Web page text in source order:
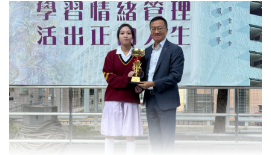
季軍2B-3 馮嘉棋 何昭慧 洪詠茵 鄭穎勤 方浚謙 蘇日俊
鄧煒鵬
中三
冠軍3B-1 黃月琳 黎梓鋒 楊丰源 張俊瀚 鄭力豪
亞軍3B-4 陳燕苗 劉芯妍 呂益昕 吳凱怡 袁綺姍 張雨馨
季軍3C-4 雷稀而 盧柏熹 曾家昌 徐韋熙 葉佑銘 温廸朗
中四
冠軍4A-1 陳紀瑩 李藹詩 楊祉琳 李宥樂 胡迪皓
亞軍4A-6 蘇凱盈 陳子健 馮家洋 繆嘉華 鍾俊軒